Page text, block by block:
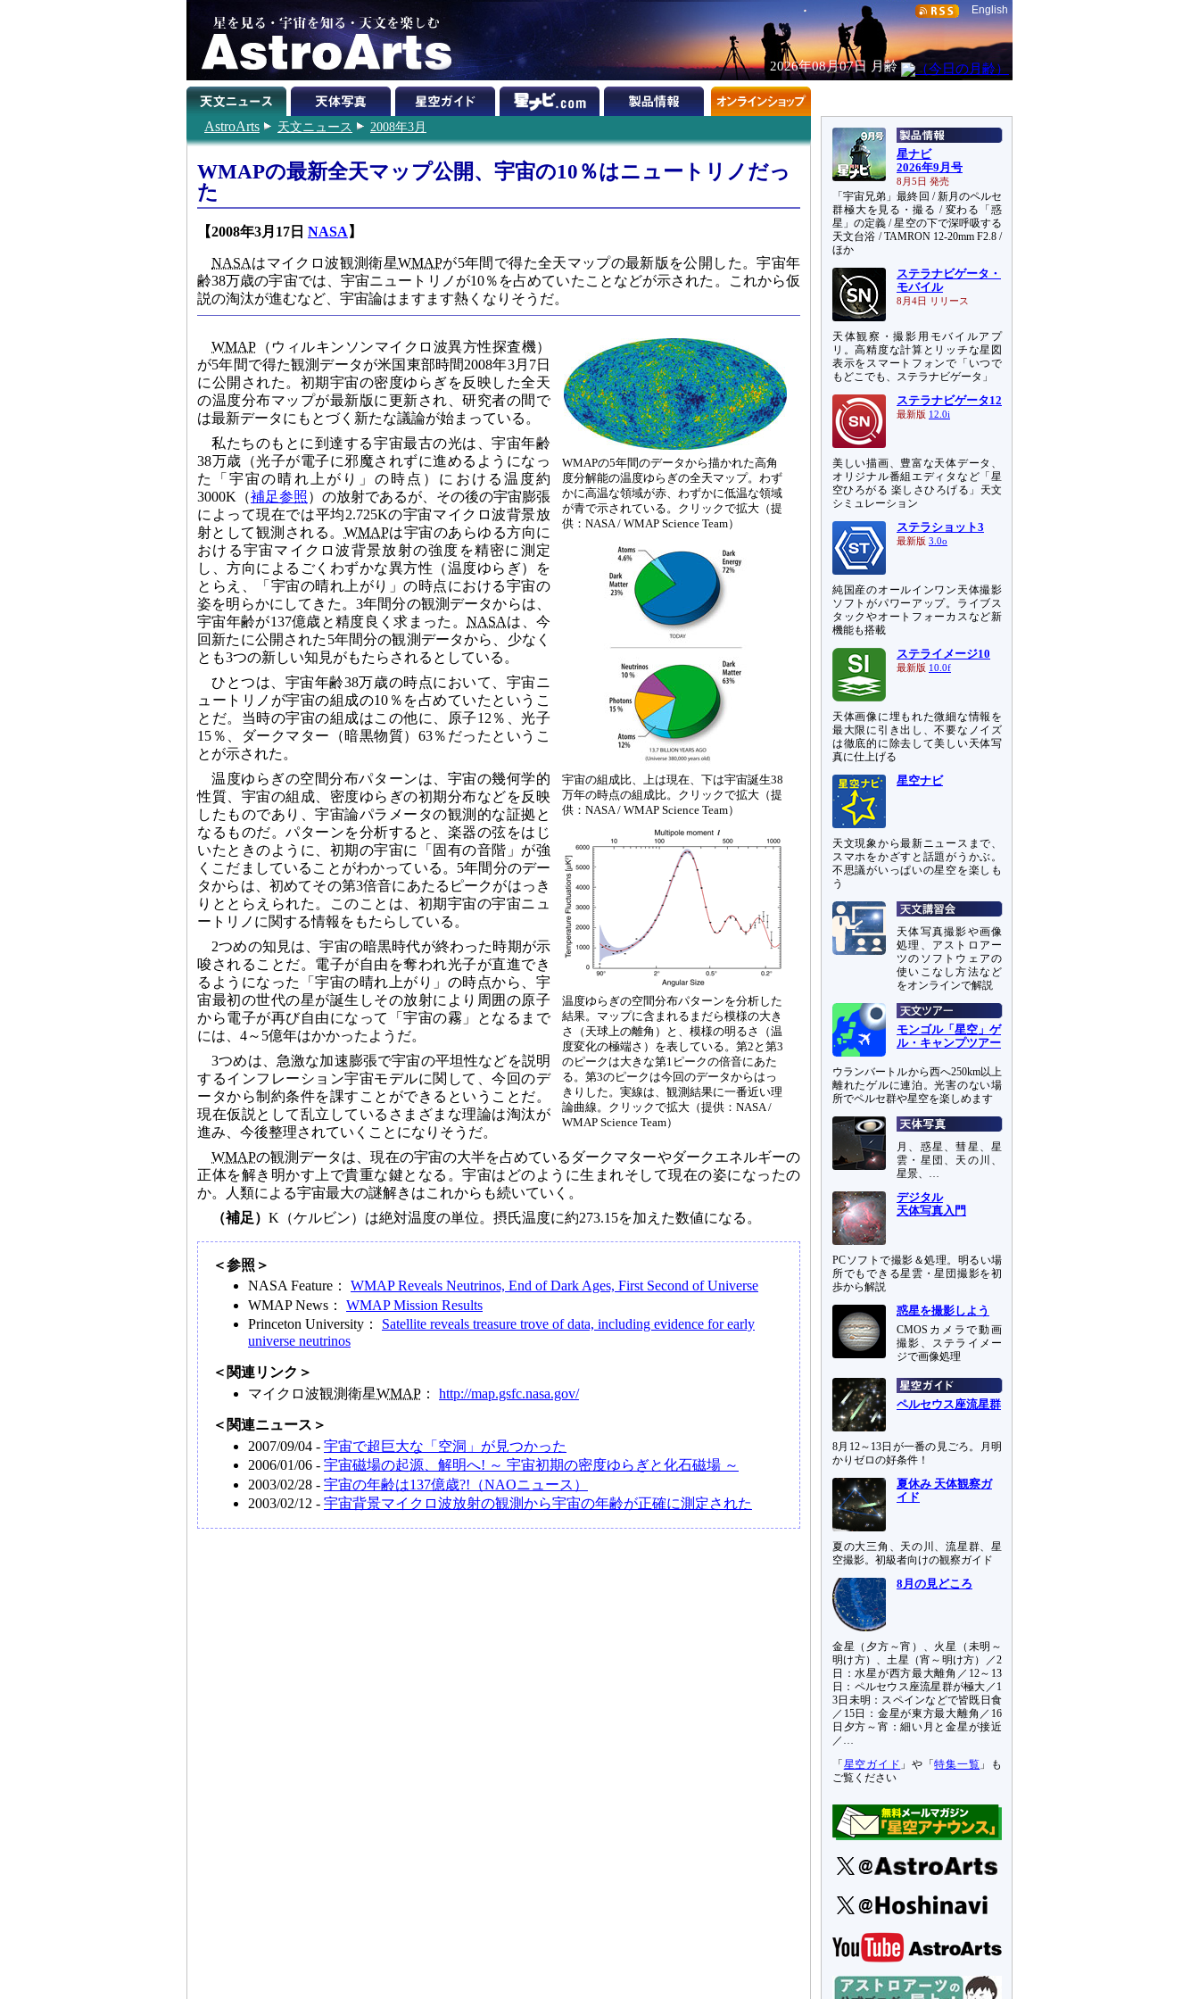
English
2026年08月07日 月齢
AstroArts 天文ニュース 2008年3月
WMAPの最新全天マップ公開、宇宙の10％はニュートリノだっ
た
【2008年3月17日 NASA 】
NASAはマイクロ波観測衛星WMAPが5年間で得た全天マップの最新版を公開した。宇宙年
齢38万歳の宇宙では、宇宙ニュートリノが10％を占めていたことなどが示された。これから仮
説の淘汰が進むなど、宇宙論はますます熱くなりそうだ。
WMAPの5年間のデータから描かれた高角
度分解能の温度ゆらぎの全天マップ。わず
かに高温な領域が赤、わずかに低温な領域
が青で示されている。クリックで拡大（提
供：NASA / WMAP Science Team）
宇宙の組成比、上は現在、下は宇宙誕生38
万年の時点の組成比。クリックで拡大（提
供：NASA / WMAP Science Team）
温度ゆらぎの空間分布パターンを分析した
結果。マップに含まれるまだら模様の大き
さ（天球上の離角）と、模様の明るさ（温
度変化の極端さ）を表している。第2と第3
のピークは大きな第1ピークの倍音にあた
る。第3のピークは今回のデータからはっ
きりした。実線は、観測結果に一番近い理
論曲線。クリックで拡大（提供：NASA /
WMAP Science Team）
WMAP （ウィルキンソンマイクロ波異方性探査機）
が5年間で得た観測データが米国東部時間2008年3月7日
に公開された。初期宇宙の密度ゆらぎを反映した全天
の温度分布マップが最新版に更新され、研究者の間で
は最新データにもとづく新たな議論が始まっている。
私たちのもとに到達する宇宙最古の光は、宇宙年齢
38万歳（光子が電子に邪魔されずに進めるようになっ
た「宇宙の晴れ上がり」の時点）における温度約
3000K（補足参照）の放射であるが、その後の宇宙膨張
によって現在では平均2.725Kの宇宙マイクロ波背景放
射として観測される。 WMAPは宇宙のあらゆる方向に
おける宇宙マイクロ波背景放射の強度を精密に測定
し、方向によるごくわずかな異方性（温度ゆらぎ）を
とらえ、「宇宙の晴れ上がり」の時点における宇宙の
姿を明らかにしてきた。3年間分の観測データからは、
宇宙年齢が137億歳と精度良く求まった。 NASAは、今
回新たに公開された5年間分の観測データから、少なく
とも3つの新しい知見がもたらされるとしている。
ひとつは、宇宙年齢38万歳の時点において、宇宙ニ
ュートリノが宇宙の組成の10％を占めていたというこ
とだ。当時の宇宙の組成はこの他に、原子12％、光子
15％、ダークマター（暗黒物質）63％だったというこ
とが示された。
温度ゆらぎの空間分布パターンは、宇宙の幾何学的
性質、宇宙の組成、密度ゆらぎの初期分布などを反映
したものであり、宇宙論パラメータの観測的な証拠と
なるものだ。パターンを分析すると、楽器の弦をはじ
いたときのように、初期の宇宙に「固有の音階」が強
くこだましていることがわかっている。5年間分のデー
タからは、初めてその第3倍音にあたるピークがはっき
りととらえられた。このことは、初期宇宙の宇宙ニュ
ートリノに関する情報をもたらしている。
2つめの知見は、宇宙の暗黒時代が終わった時期が示
唆されることだ。電子が自由を奪われ光子が直進でき
るようになった「宇宙の晴れ上がり」の時点から、宇
宙最初の世代の星が誕生しその放射により周囲の原子
から電子が再び自由になって「宇宙の霧」となるまで
には、4～5億年はかかったようだ。
3つめは、急激な加速膨張で宇宙の平坦性などを説明
するインフレーション宇宙モデルに関して、今回のデ
ータから制約条件を課すことができるということだ。
現在仮説として乱立しているさまざまな理論は淘汰が
進み、今後整理されていくことになりそうだ。
WMAPの観測データは、現在の宇宙の大半を占めているダークマターやダークエネルギーの
正体を解き明かす上で貴重な鍵となる。宇宙はどのように生まれそして現在の姿になったの
か。人類による宇宙最大の謎解きはこれからも続いていく。
（補足） K（ケルビン）は絶対温度の単位。摂氏温度に約273.15を加えた数値になる。
＜参照＞
NASA Feature： WMAP Reveals Neutrinos, End of Dark Ages, First Second of Universe
WMAP News： WMAP Mission Results
Princeton University： Satellite reveals treasure trove of data, including evidence for early
universe neutrinos
＜関連リンク＞
マイクロ波観測衛星WMAP ： http://map.gsfc.nasa.gov/
＜関連ニュース＞
2007/09/04 - 宇宙で超巨大な「空洞」が見つかった
2006/01/06 - 宇宙磁場の起源、解明へ! ～ 宇宙初期の密度ゆらぎと化石磁場 ～
2003/02/28 - 宇宙の年齢は137億歳?!（NAOニュース）
2003/02/12 - 宇宙背景マイクロ波放射の観測から宇宙の年齢が正確に測定された
星ナビ
2026年9月号
8月5日 発売
「宇宙兄弟」最終回 / 新月のペルセ
群極大を見る・撮る / 変わる「惑
星」の定義 / 星空の下で深呼吸する
天文台浴 / TAMRON 12-20mm F2.8 /
ほか
ステラナビゲータ・
モバイル
8月4日 リリース
天体観察・撮影用モバイルアプ
リ。高精度な計算とリッチな星図
表示をスマートフォンで「いつで
もどこでも、ステラナビゲータ」
ステラナビゲータ12
最新版 12.0i
美しい描画、豊富な天体データ、
オリジナル番組エディタなど「星
空ひろがる 楽しさひろげる」天文
シミュレーション
ステラショット3
最新版 3.0o
純国産のオールインワン天体撮影
ソフトがパワーアップ。ライブス
タックやオートフォーカスなど新
機能も搭載
ステライメージ10
最新版 10.0f
天体画像に埋もれた微細な情報を
最大限に引き出し、不要なノイズ
は徹底的に除去して美しい天体写
真に仕上げる
星空ナビ
天文現象から最新ニュースまで、
スマホをかざすと話題がうかぶ。
不思議がいっぱいの星空を楽しも
う
天体写真撮影や画像
処理、アストロアー
ツのソフトウェアの
使いこなし方法など
をオンラインで解説
モンゴル「星空」ゲ
ル・キャンプツアー
ウランバートルから西へ250km以上
離れたゲルに連泊。光害のない場
所でペルセ群や星空を楽しめます
月、惑星、彗星、星
雲・星団、天の川、
星景、…
デジタル
天体写真入門
PCソフトで撮影＆処理。明るい場
所でもできる星雲・星団撮影を初
歩から解説
惑星を撮影しよう
CMOSカメラで動画
撮影、ステライメー
ジで画像処理
ペルセウス座流星群
8月12～13日が一番の見ごろ。月明
かりゼロの好条件！
夏休み 天体観察ガ
イド
夏の大三角、天の川、流星群、星
空撮影。初級者向けの観察ガイド
8月の見どころ
金星（夕方～宵）、火星（未明～
明け方）、土星（宵～明け方）／2
日：水星が西方最大離角／12～13
日：ペルセウス座流星群が極大／1
3日未明：スペインなどで皆既日食
／15日：金星が東方最大離角／16
日夕方～宵：細い月と金星が接近
／…
「 星空ガイド 」や「特集一覧 」も
ご覧ください